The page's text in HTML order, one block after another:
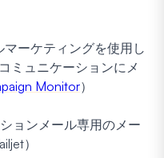
ーケティングを使用し
ミュニケーションにメ
Monitor）
ョンメール専用のメー
）